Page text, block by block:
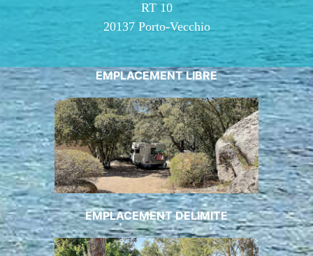
RT 10
20137 Porto-Vecchio
EMPLACEMENT LIBRE
EMPLACEMENT DELIMITE